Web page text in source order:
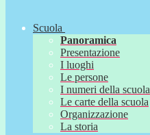
Scuola
Panoramica
Presentazione
I luoghi
Le persone
I numeri della scuola
Le carte della scuola
Organizzazione
La storia